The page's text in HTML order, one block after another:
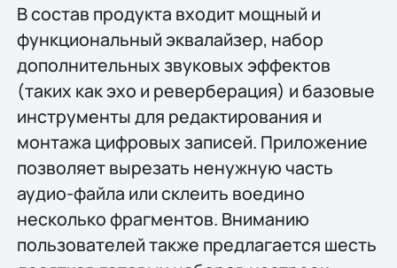
В состав продукта входит мощный и
функциональный эквалайзер, набор
дополнительных звуковых эффектов
(таких как эхо и реверберация) и базовые
инструменты для редактирования и
монтажа цифровых записей. Приложение
позволяет вырезать ненужную часть
аудио-файла или склеить воедино
несколько фрагментов. Вниманию
пользователей также предлагается шесть